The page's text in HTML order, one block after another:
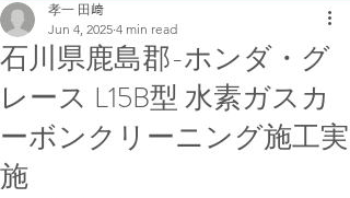
石川県鹿島郡-ホンダ・グ
レース L15B型 水素ガスカ
ーボンクリーニング施工実
施
孝一 田﨑
Jun 4, 2025 4 min read